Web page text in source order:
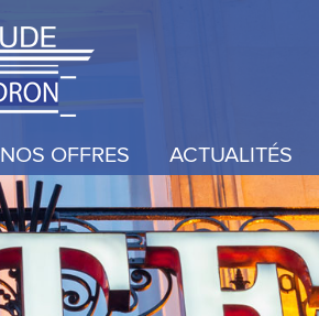
NOS OFFRES ACTUALITÉS